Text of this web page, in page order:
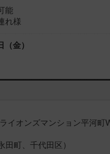
能
れ様
金）
イオンズマンション平河町
田町、千代田区）